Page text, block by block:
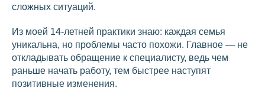
сложных ситуаций.
Из моей 14-летней практики знаю: каждая семья
уникальна, но проблемы часто похожи. Главное — не
откладывать обращение к специалисту, ведь чем
раньше начать работу, тем быстрее наступят
позитивные изменения.